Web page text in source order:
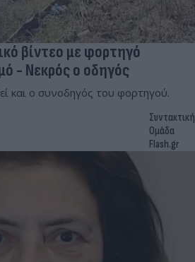
βίντεο με φορτηγό
- Νεκρός ο οδηγός
και ο συνοδηγός του φορτηγού.
Συντακτική
Ομάδα
Flash.gr